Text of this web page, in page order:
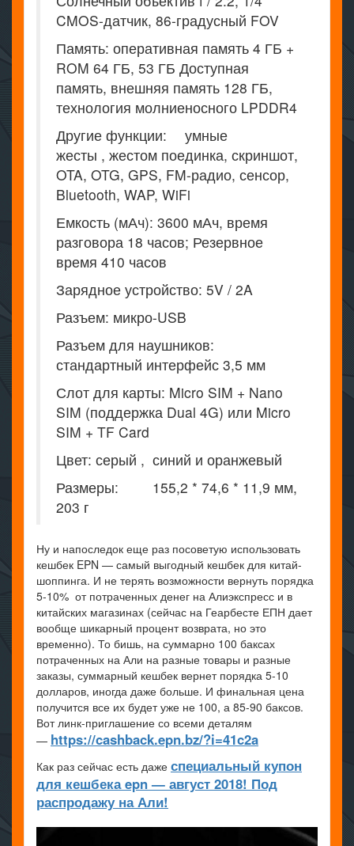
CMOS-датчик, 86-градусный FOV
Память: оперативная память 4 ГБ +
ROM 64 ГБ, 53 ГБ Доступная
память, внешняя память 128 ГБ,
технология молниеносного LPDDR4
Другие функции: умные
жесты , жестом поединка, скриншот,
OTA, OTG, GPS, FM-радио, сенсор,
Bluetooth, WAP, WiFi
Емкость (мАч): 3600 мАч, время
разговора 18 часов; Резервное
время 410 часов
Зарядное устройство: 5V / 2A
Разъем: микро-USB
Разъем для наушников:
стандартный интерфейс 3,5 мм
Слот для карты: Micro SIM + Nano
SIM (поддержка Dual 4G) или Micro
SIM + TF Card
Цвет: серый , синий и оранжевый
Размеры: 155,2 * 74,6 * 11,9 мм,
203 г
Ну и напоследок еще раз посоветую использовать
кешбек EPN — самый выгодный кешбек для китай-
шоппинга. И не терять возможности вернуть порядка
5-10% от потраченных денег на Алиэкспресс и в
китайских магазинах (сейчас на Геарбесте ЕПН дает
вообще шикарный процент возврата, но это
временно). То бишь, на суммарно 100 баксах
потраченных на Али на разные товары и разные
заказы, суммарный кешбек вернет порядка 5-10
долларов, иногда даже больше. И финальная цена
получится все их будет уже не 100, а 85-90 баксов.
Вот линк-приглашение со всеми деталям
— https://cashback.epn.bz/?i=41c2a
Как раз сейчас есть даже специальный купон
для кешбека epn — август 2018! Под
распродажу на Али!